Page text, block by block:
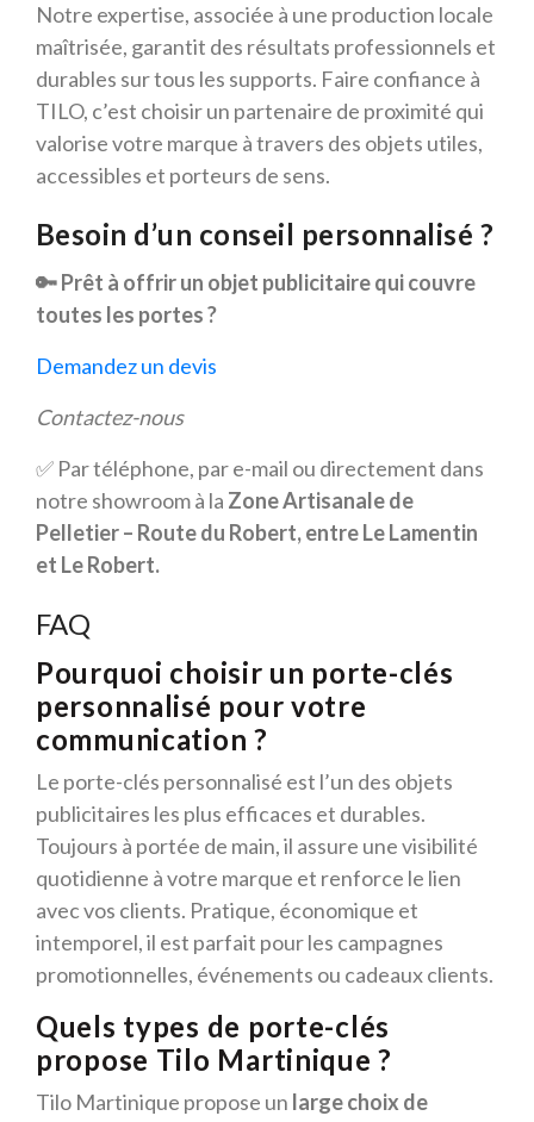
Notre expertise, associée à une production locale
maîtrisée, garantit des résultats professionnels et
durables sur tous les supports. Faire confiance à
TILO, c’est choisir un partenaire de proximité qui
valorise votre marque à travers des objets utiles,
accessibles et porteurs de sens.
Besoin d’un conseil personnalisé ?
🔑 Prêt à offrir un objet publicitaire qui couvre
toutes les portes ?
Demandez un devis
Contactez-nous
✅ Par téléphone, par e-mail ou directement dans
notre showroom à la Zone Artisanale de
Pelletier – Route du Robert, entre Le Lamentin
et Le Robert.
FAQ
Pourquoi choisir un porte-clés
personnalisé pour votre
communication ?
Le porte-clés personnalisé est l’un des objets
publicitaires les plus efficaces et durables.
Toujours à portée de main, il assure une visibilité
quotidienne à votre marque et renforce le lien
avec vos clients. Pratique, économique et
intemporel, il est parfait pour les campagnes
promotionnelles, événements ou cadeaux clients.
Quels types de porte-clés
propose Tilo Martinique ?
Tilo Martinique propose un large choix de